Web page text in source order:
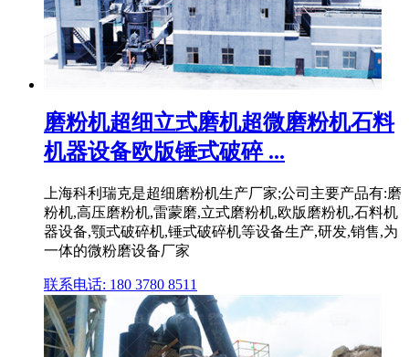
磨粉机超细立式磨机超微磨粉机石料
机器设备欧版锤式破碎 ...
上海科利瑞克是超细磨粉机生产厂家;公司主要产品有:磨
粉机,高压磨粉机,雷蒙磨,立式磨粉机,欧版磨粉机,石料机
器设备,颚式破碎机,锤式破碎机等设备生产,研发,销售,为
一体的微粉磨设备厂家
联系电话: 180 3780 8511